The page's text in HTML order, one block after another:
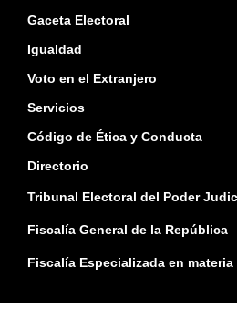
Gaceta Electoral
Igualdad
Voto en el Extranjero
Servicios
Código de Ética y Conducta
Directorio
Tribunal Electoral del Poder
Fiscalía General de la República
Fiscalía Especializada en